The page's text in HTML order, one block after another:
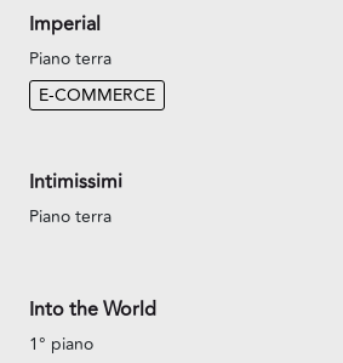
Imperial
Piano terra
E-COMMERCE
Intimissimi
Piano terra
Into the World
1° piano